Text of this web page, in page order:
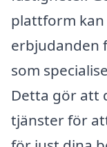
plattform
erbjudanden
som
Detta gör att
tjänster för